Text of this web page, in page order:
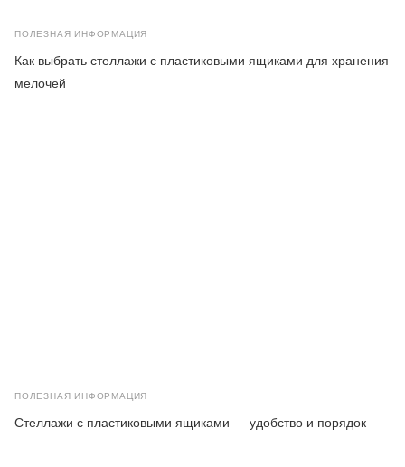
ПОЛЕЗНАЯ ИНФОРМАЦИЯ
Как выбрать стеллажи с пластиковыми ящиками для хранения
мелочей
ПОЛЕЗНАЯ ИНФОРМАЦИЯ
Стеллажи с пластиковыми ящиками — удобство и порядок